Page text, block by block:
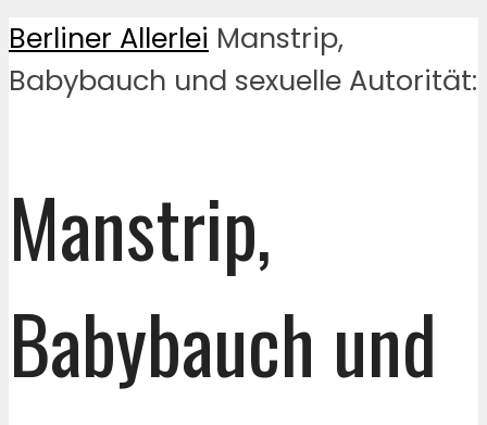
Berliner Allerlei Manstrip,
Babybauch und sexuelle Autorität:
Manstrip,
Babybauch und